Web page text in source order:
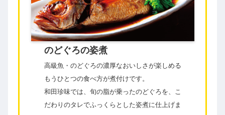
のどぐろの姿煮
高級魚・のどぐろの濃厚なおいしさが楽しめる
もうひとつの食べ方が煮付けです。
和田珍味では、旬の脂が乗ったのどぐろを、こ
だわりのタレでふっくらとした姿煮に仕上げま